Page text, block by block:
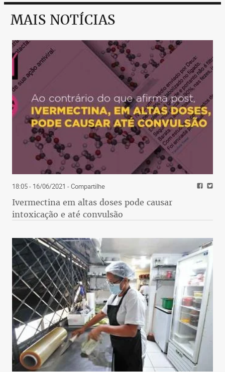
MAIS NOTÍCIAS
18:05 - 16/06/2021 - Compartilhe
Ivermectina em altas doses pode causar
intoxicação e até convulsão